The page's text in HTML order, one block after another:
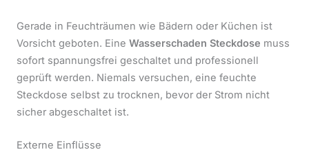
Gerade in Feuchträumen wie Bädern oder Küchen ist
Vorsicht geboten. Eine Wasserschaden Steckdose muss
sofort spannungsfrei geschaltet und professionell
geprüft werden. Niemals versuchen, eine feuchte
Steckdose selbst zu trocknen, bevor der Strom nicht
sicher abgeschaltet ist.
Externe Einflüsse